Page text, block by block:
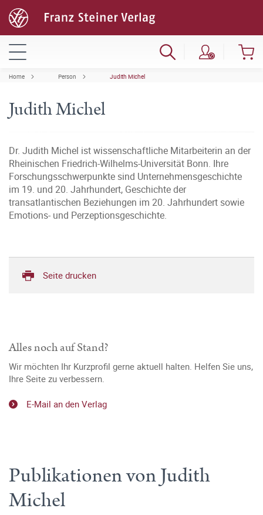
Home Person Judith Michel
Judith Michel
Dr. Judith Michel ist wissenschaftliche Mitarbeiterin an der
Rheinischen Friedrich-Wilhelms-Universität Bonn. Ihre
Forschungsschwerpunkte sind Unternehmensgeschichte
im 19. und 20. Jahrhundert, Geschichte der
transatlantischen Beziehungen im 20. Jahrhundert sowie
Emotions- und Perzeptionsgeschichte.
Seite drucken
Alles noch auf Stand?
Wir möchten Ihr Kurzprofil gerne aktuell halten. Helfen Sie uns,
Ihre Seite zu verbessern.
E-Mail an den Verlag
Publikationen von Judith
Michel